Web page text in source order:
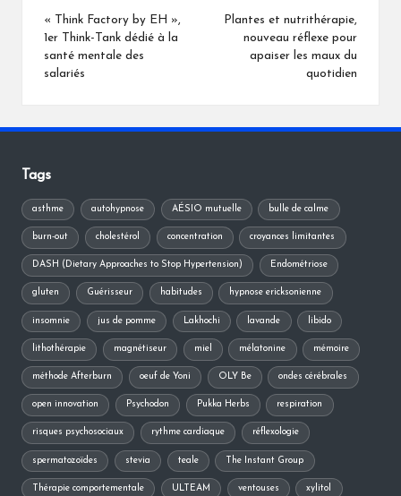
navigation
« Think Factory by EH »,
1er Think-Tank dédié à la
santé mentale des
salariés
Plantes et nutrithérapie,
nouveau réflexe pour
apaiser les maux du
quotidien
Tags
asthme autohypnose AÉSIO mutuelle bulle de calme
burn-out cholestérol concentration croyances limitantes
DASH (Dietary Approaches to Stop Hypertension) Endométriose
gluten Guérisseur habitudes hypnose ericksonienne
insomnie jus de pomme Lakhochi lavande libido
lithothérapie magnétiseur miel mélatonine mémoire
méthode Afterburn oeuf de Yoni OLY Be ondes cérébrales
open innovation Psychodon Pukka Herbs respiration
risques psychosociaux rythme cardiaque réflexologie
spermatozoïdes stevia teale The Instant Group
Thérapie comportementale ULTEAM ventouses xylitol